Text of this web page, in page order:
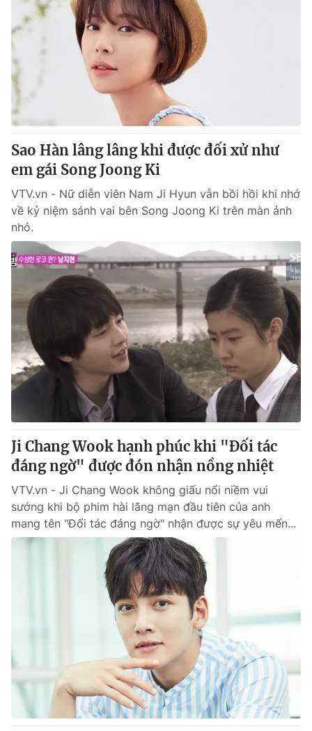
VTV Money VTV Thể thao
VTV Sức khoẻ Bất động sản
Thị trường 24h Tấm lòng Việt
VTV4 Vươn mình bằng AI
VTV9 VTV8
Liên hệ tòa soạn
THỜI BÁO VTV
Theo dõi báo trên
Cơ quan chủ quản:Đài Truyền hình Việt Nam
Cơ quan báo chí:Thời báo VTV
Giấy phép hoạt động báo in và báo điện tử số 483/GP-BTTTT
cấp ngày 29/12/2023
Tổng Biên tập:Vũ Thanh Thủy
Nguyễn Thị Mỹ Hạnh, Phạm Quốc Thắng,
Nguyễn Trọng Ninh
Tổng đài VTV: 024.38 355 931 - 024.38 355 932
Ðiện thoại Thời báo VTV:024.66 897 897
toasoan@vtv.vn
024-7300.7108
Sao Hàn lâng lâng khi được đối xử như
em gái Song Joong Ki
VTV.vn - Nữ diễn viên Nam Ji Hyun vẫn bồi hồi khi nhớ
về kỷ niệm sánh vai bên Song Joong Ki trên màn ảnh
nhỏ.
Ji Chang Wook hạnh phúc khi "Đối tác
đáng ngờ" được đón nhận nồng nhiệt
VTV.vn - Ji Chang Wook không giấu nổi niềm vui
sướng khi bộ phim hài lãng mạn đầu tiên của anh
mang tên "Đối tác đáng ngờ" nhận được sự yêu mến...